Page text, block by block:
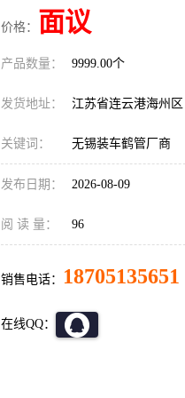
价格： 面议
产品数量： 9999.00个
发货地址： 江苏省连云港海州区
关键词： 无锡装车鹤管厂商
发布日期： 2026-08-09
阅 读 量： 96
销售电话： 18705135651
在线QQ：